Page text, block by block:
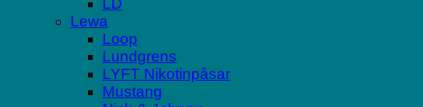
LD
Lewa
Loop
Lundgrens
LYFT Nikotinpåsar
Mustang